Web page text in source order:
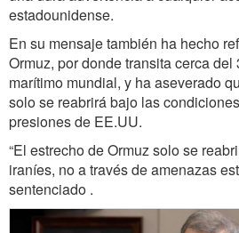
estadounidense.
En su mensaje también ha hecho
Ormuz, por donde transita cerca
marítimo mundial, y ha aseverado
solo se reabrirá bajo las
presiones de EE.UU.
“El estrecho de Ormuz solo se
iraníes, no a través de amenazas
sentenciado .